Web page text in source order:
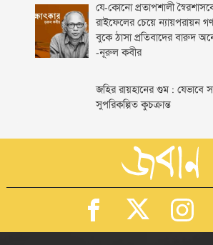
যে-কোনো প্রতাপশালী
রাইফেলের চেয়ে ন্যায়পরায়ন
বুকে ঠাসা প্রতিবাদের বারুদ
-নূরুল কবীর
জহির রায়হানের গুম : যেভাবে
সুপরিকল্পিত কুচক্রান্ত